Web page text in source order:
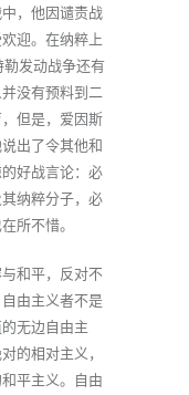
，他因谴责战
迎。在纳粹上
发动战争还有
没有预料到二
但是，爱因斯
出了令其他和
好战言论：必
纳粹分子，必
所不惜。
和平，反对不
由主义者不是
无边自由主
的相对主义，
平主义。自由